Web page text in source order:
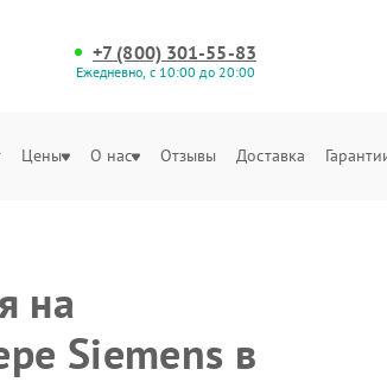
+7 (800) 301-55-83
Ежедневно, с 10:00 до 20:00
Цены О нас Отзывы Доставка
на
Siemens в